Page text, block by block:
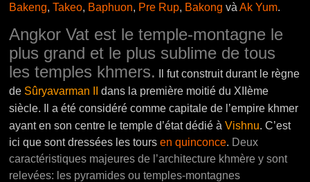
Bakeng,Takeo, Baphuon, Pre Rup, Bakong vàAk Yum.
Angkor Vat est le temple-montagne le
plus grand et le plus sublime de tous
les temples khmers.
Il fut construit durant le règne
de Sûryavarman IIdans la première moitié du XIIème
siècle. Il a été considéré comme capitale de l’empire khmer
ayant en son centre le temple d’état dédié àVishnu. C’est
ici que sont dressées les toursen quinconce. Deux
caractéristiques majeures de l’architecture khmère y sont
relevées: les pyramides ou temples-montagnes